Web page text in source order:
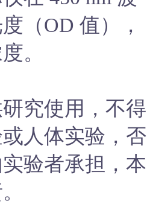
（OD 值），
。
究使用，不得
人体实验，否
验者承担，本